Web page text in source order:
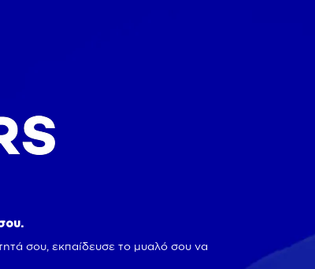
σου, εκπαίδευσε το μυαλό σου να